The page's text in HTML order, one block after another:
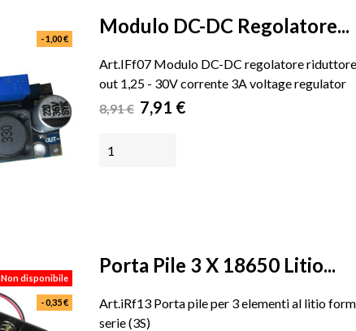
Modulo DC-DC Regolatore...
Art.IFf07 Modulo DC-DC regolatore
out 1,25 - 30V corrente 3A voltage regulator
Prezzo
8,91 € Prezzo
7,91 €
- 1,00 €
Porta Pile 3 X 18650 Litio...
Art.iRf13 Porta pile per 3 elementi al litio
serie (3S)
Non disponibile
- 0,35 €